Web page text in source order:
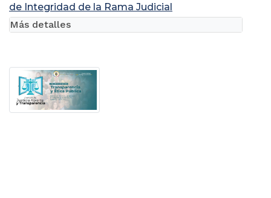
de Integridad de la Rama Judicial
Más detalles